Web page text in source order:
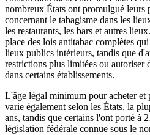
nombreux États ont promulgué leurs
concernant le tabagisme dans les
les restaurants, les bars et autres
place des lois antitabac complètes
lieux publics intérieurs, tandis que
restrictions plus limitées ou autoriser
dans certains établissements.
L'âge légal minimum pour acheter et
varie également selon les États, la
ans, tandis que certains l'ont porté à
législation fédérale connue sous le